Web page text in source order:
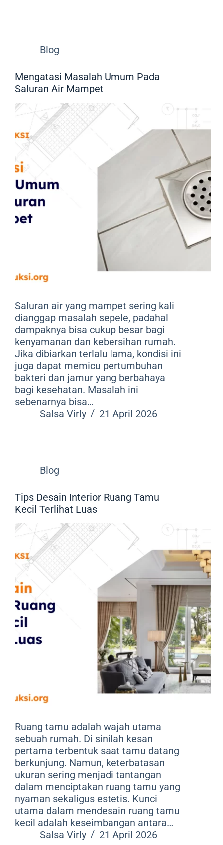
Blog
Mengatasi Masalah Umum Pada
Saluran Air Mampet
Saluran air yang mampet sering kali
dianggap masalah sepele, padahal
dampaknya bisa cukup besar bagi
kenyamanan dan kebersihan rumah.
Jika dibiarkan terlalu lama, kondisi ini
juga dapat memicu pertumbuhan
bakteri dan jamur yang berbahaya
bagi kesehatan. Masalah ini
sebenarnya bisa…
Salsa Virly
21 April 2026
Blog
Tips Desain Interior Ruang Tamu
Kecil Terlihat Luas
Ruang tamu adalah wajah utama
sebuah rumah. Di sinilah kesan
pertama terbentuk saat tamu datang
berkunjung. Namun, keterbatasan
ukuran sering menjadi tantangan
dalam menciptakan ruang tamu yang
nyaman sekaligus estetis. Kunci
utama dalam mendesain ruang tamu
kecil adalah keseimbangan antara…
Salsa Virly
21 April 2026